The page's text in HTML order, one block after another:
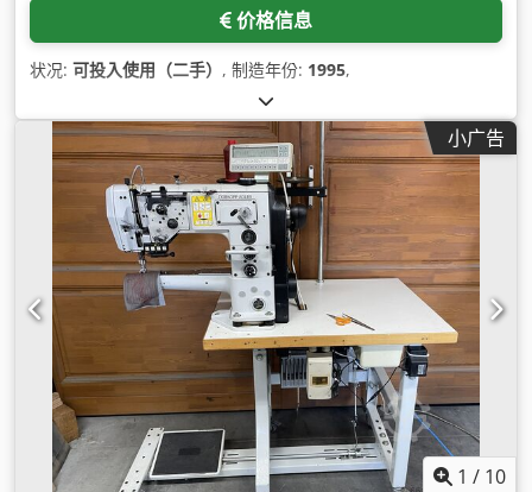
价格信息
状况: 可投入使用（二手） , 制造年份: 1995,
小广告
1 / 10